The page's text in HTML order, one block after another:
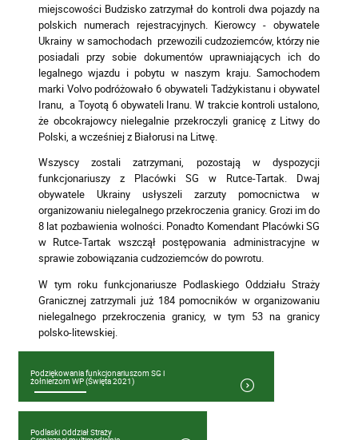
miejscowości Budzisko zatrzymał do kontroli dwa pojazdy na
polskich numerach rejestracyjnych. Kierowcy - obywatele
Ukrainy w samochodach przewozili cudzoziemców, którzy nie
posiadali przy sobie dokumentów uprawniających ich do
legalnego wjazdu i pobytu w naszym kraju. Samochodem
marki Volvo podróżowało 6 obywateli Tadżykistanu i obywatel
Iranu, a Toyotą 6 obywateli Iranu. W trakcie kontroli ustalono,
że obcokrajowcy nielegalnie przekroczyli granicę z Litwy do
Polski, a wcześniej z Białorusi na Litwę.
Wszyscy zostali zatrzymani, pozostają w dyspozycji
funkcjonariuszy z Placówki SG w Rutce-Tartak. Dwaj
obywatele Ukrainy usłyszeli zarzuty pomocnictwa w
organizowaniu nielegalnego przekroczenia granicy. Grozi im do
8 lat pozbawienia wolności. Ponadto Komendant Placówki SG
w Rutce-Tartak wszczął postępowania administracyjne w
sprawie zobowiązania cudzoziemców do powrotu.
W tym roku funkcjonariusze Podlaskiego Oddziału Straży
Granicznej zatrzymali już 184 pomocników w organizowaniu
nielegalnego przekroczenia granicy, w tym 53 na granicy
polsko-litewskiej.
Podziękowania funkcjonariuszom SG i
żołnierzom WP (Święta 2021)
Podlaski Oddział Straży